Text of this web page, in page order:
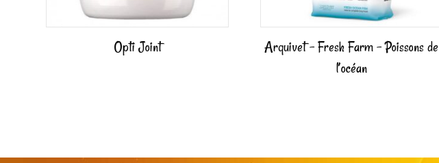
Opti Joint
Arquivet – Fresh Farm – Poissons de
l’océan